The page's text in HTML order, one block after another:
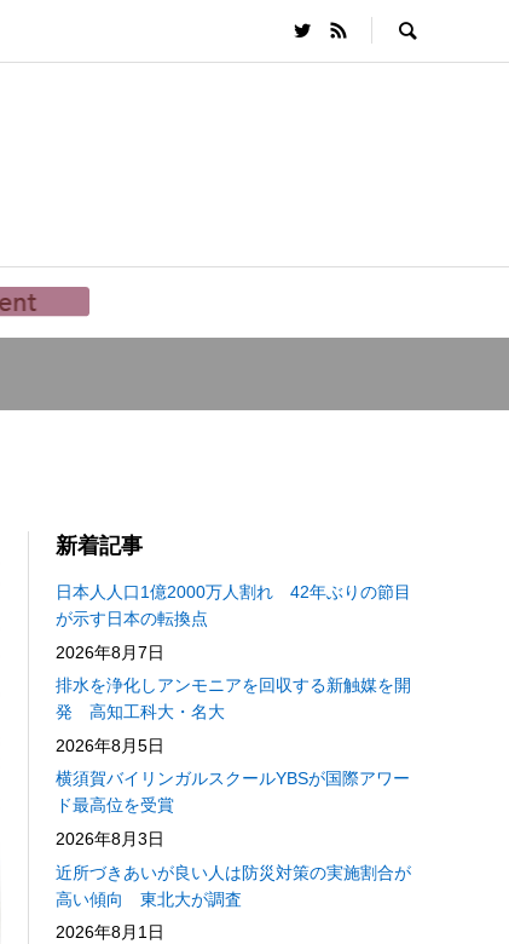
新着記事
日本人人口1億2000万人割れ 42年ぶりの節目
が示す日本の転換点
2026年8月7日
排水を浄化しアンモニアを回収する新触媒を開
発 高知工科大・名大
2026年8月5日
横須賀バイリンガルスクールYBSが国際アワー
ド最高位を受賞
2026年8月3日
近所づきあいが良い人は防災対策の実施割合が
高い傾向 東北大が調査
2026年8月1日